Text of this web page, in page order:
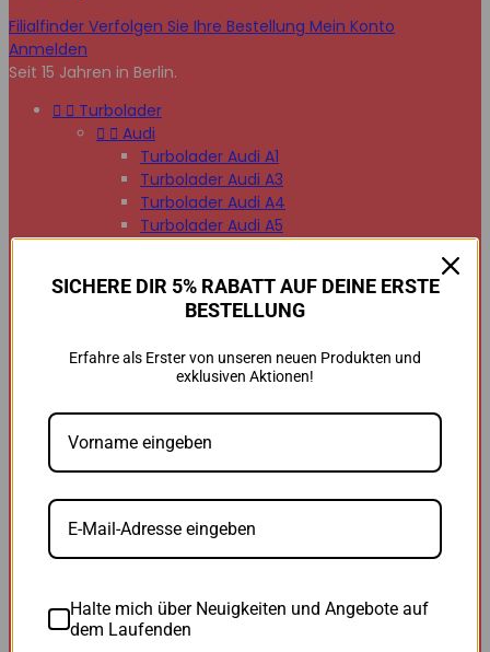
Filialfinder Verfolgen Sie Ihre Bestellung Mein Konto
Anmelden
Seit 15 Jahren in Berlin.
  Turbolader
  Audi
Turbolader Audi A1
Turbolader Audi A3
Turbolader Audi A4
Turbolader Audi A5
Turbolader Audi A8
Turbolader Audi Q2
Turbolader Audi Q5
Turbolader Audi Q7
Turbolader Audi TT
BMW
BMW B47
BMW M47
BMW M57
BMW N47
BMW 118d
BMW 120d
SICHERE DIR 5% RABATT AUF DEINE ERSTE
BESTELLUNG
Erfahre als Erster von unseren neuen Produkten und
exklusiven Aktionen!
Halte mich über Neuigkeiten und Angebote auf
dem Laufenden